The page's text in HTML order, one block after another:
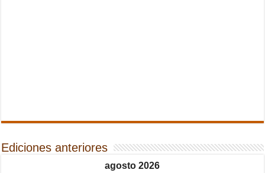
Ediciones anteriores
agosto 2026